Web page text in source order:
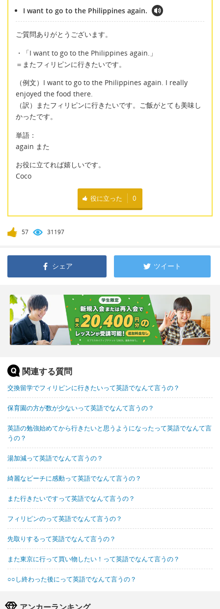
I want to go to the Philippines again.
ご質問ありがとうございます。
・「I want to go to the Philippines again.」
＝またフィリピンに行きたいです。
（例文）I want to go to the Philippines again. I really
enjoyed the food there.
（訳）またフィリピンに行きたいです。ご飯がとても美味し
かったです。
単語：
again また
お役に立てれば嬉しいです。
Coco
役に立った 0
57 31197
シェア ツイート
関連する質問
交換留学でフィリピンに行きたいって英語でなんて言うの？
保育園の方が数が少ないって英語でなんて言うの？
英語の勉強始めてから行きたいと思うようになったって英語でなんて言
うの？
湯加減って英語でなんて言うの？
綺麗なビーチに感動って英語でなんて言うの？
また行きたいですって英語でなんて言うの？
フィリピンのって英語でなんて言うの？
先取りするって英語でなんて言うの？
また東京に行って買い物したい！って英語でなんて言うの？
○○し終わった後にって英語でなんて言うの？